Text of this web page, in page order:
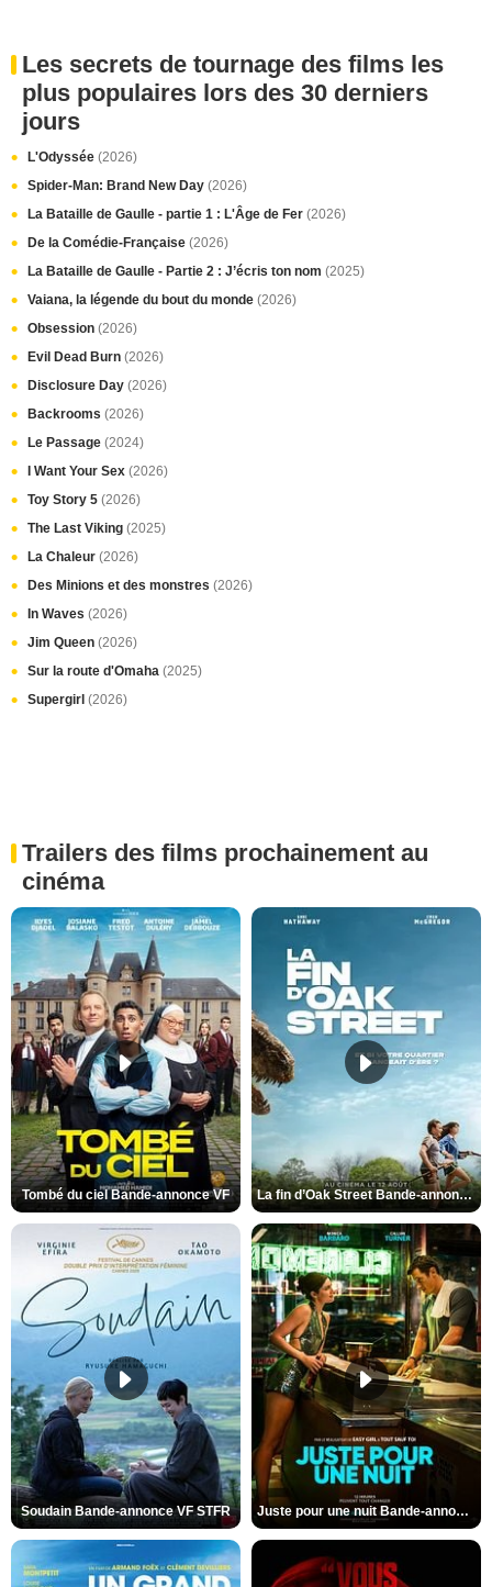
Les secrets de tournage des films les
plus populaires lors des 30 derniers
jours
L'Odyssée (2026)
Spider-Man: Brand New Day (2026)
La Bataille de Gaulle - partie 1 : L'Âge de Fer (2026)
De la Comédie-Française (2026)
La Bataille de Gaulle - Partie 2 : J’écris ton nom (2025)
Vaiana, la légende du bout du monde (2026)
Obsession (2026)
Evil Dead Burn (2026)
Disclosure Day (2026)
Backrooms (2026)
Le Passage (2024)
I Want Your Sex (2026)
Toy Story 5 (2026)
The Last Viking (2025)
La Chaleur (2026)
Des Minions et des monstres (2026)
In Waves (2026)
Jim Queen (2026)
Sur la route d'Omaha (2025)
Supergirl (2026)
Trailers des films prochainement au
cinéma
Tombé du ciel Bande-annonce VF La fin d’Oak Street Bande-annonce VO STFR
Soudain Bande-annonce VF STFR Juste pour une nuit Bande-annonce VO STFR